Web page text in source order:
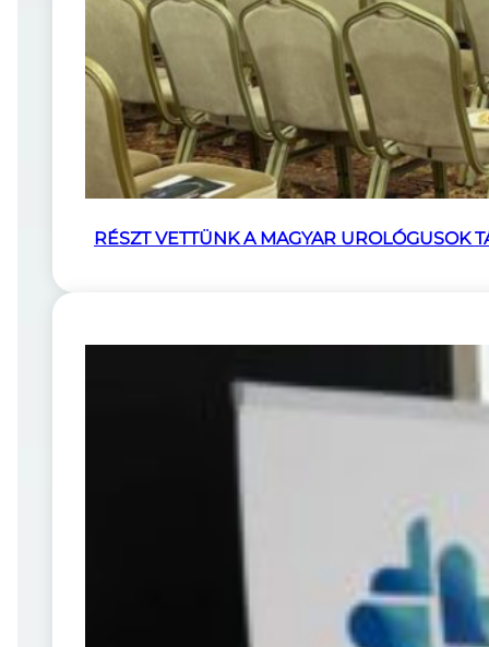
RÉSZT VETTÜNK A MAGYAR UROLÓGUSOK